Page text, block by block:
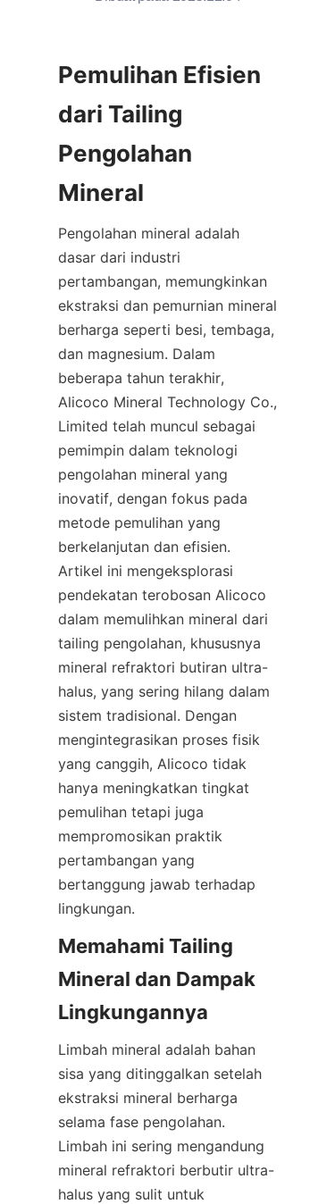
Pemulihan Efisien
dari Tailing
Pengolahan
Pengolahan mineral adalah
dasar dari industri
pertambangan, memungkinkan
ekstraksi dan pemurnian mineral
berharga seperti besi, tembaga,
dan magnesium. Dalam
beberapa tahun terakhir,
Alicoco Mineral Technology Co.,
Limited telah muncul sebagai
pemimpin dalam teknologi
pengolahan mineral yang
inovatif, dengan fokus pada
metode pemulihan yang
berkelanjutan dan efisien.
Artikel ini mengeksplorasi
pendekatan terobosan Alicoco
dalam memulihkan mineral dari
tailing pengolahan, khususnya
mineral refraktori butiran ultra-
halus, yang sering hilang dalam
sistem tradisional. Dengan
mengintegrasikan proses fisik
yang canggih, Alicoco tidak
hanya meningkatkan tingkat
pemulihan tetapi juga
mempromosikan praktik
pertambangan yang
bertanggung jawab terhadap
lingkungan.
Memahami Tailing
Mineral dan Dampak
Limbah mineral adalah bahan
sisa yang ditinggalkan setelah
ekstraksi mineral berharga
selama fase pengolahan.
Limbah ini sering mengandung
mineral refraktori berbutir ultra-
halus yang sulit untuk